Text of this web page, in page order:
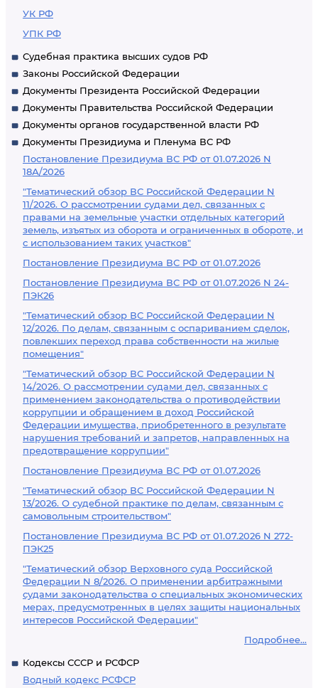
УК РФ
УПК РФ
Судебная практика высших судов РФ
Законы Российской Федерации
Документы Президента Российской Федерации
Документы Правительства Российской Федерации
Документы органов государственной власти РФ
Документы Президиума и Пленума ВС РФ
Постановление Президиума ВС РФ от 01.07.2026 N
18А/2026
"Тематический обзор ВС Российской Федерации N
11/2026. О рассмотрении судами дел, связанных с
правами на земельные участки отдельных категорий
земель, изъятых из оборота и ограниченных в обороте, и
с использованием таких участков"
Постановление Президиума ВС РФ от 01.07.2026
Постановление Президиума ВС РФ от 01.07.2026 N 24-
ПЭК26
"Тематический обзор ВС Российской Федерации N
12/2026. По делам, связанным с оспариванием сделок,
повлекших переход права собственности на жилые
помещения"
"Тематический обзор ВС Российской Федерации N
14/2026. О рассмотрении судами дел, связанных с
применением законодательства о противодействии
коррупции и обращением в доход Российской
Федерации имущества, приобретенного в результате
нарушения требований и запретов, направленных на
предотвращение коррупции"
Постановление Президиума ВС РФ от 01.07.2026
"Тематический обзор ВС Российской Федерации N
13/2026. О судебной практике по делам, связанным с
самовольным строительством"
Постановление Президиума ВС РФ от 01.07.2026 N 272-
ПЭК25
"Тематический обзор Верховного суда Российской
Федерации N 8/2026. О применении арбитражными
судами законодательства о специальных экономических
мерах, предусмотренных в целях защиты национальных
интересов Российской Федерации"
Подробнее...
Кодексы СССР и РСФСР
Водный кодекс РСФСР